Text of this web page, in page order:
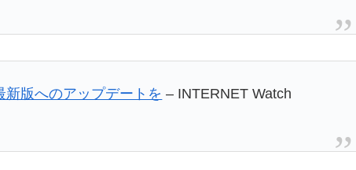
新版へのアップデートを – INTERNET Watch